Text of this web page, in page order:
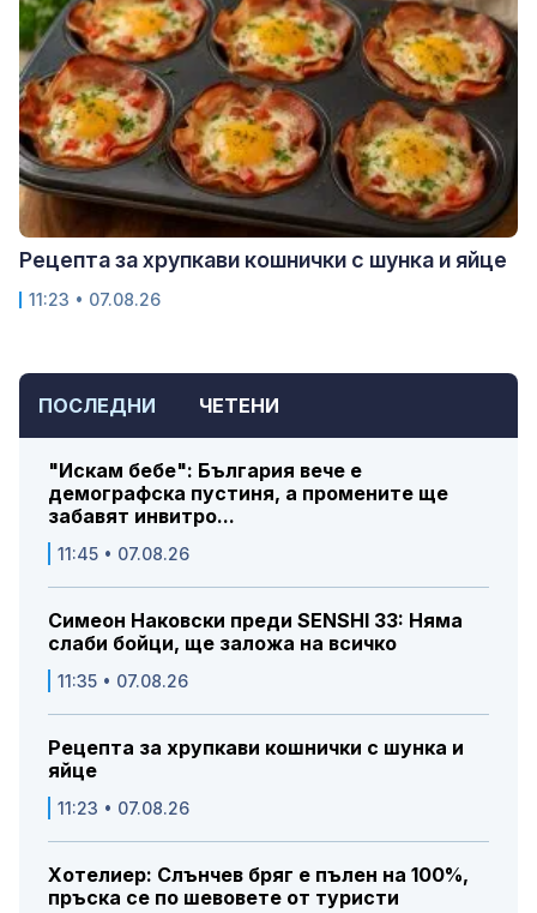
ПОСЛЕДНИ ЧЕТЕНИ
"Искам бебе": България вече е
демографска пустиня, а промените ще
забавят инвитро...
11:45 • 07.08.26
Симеон Наковски преди SENSHI 33: Няма
слаби бойци, ще заложа на всичко
11:35 • 07.08.26
Рецепта за хрупкави кошнички с шунка и
яйце
11:23 • 07.08.26
Хотелиер: Слънчев бряг е пълен на 100%,
пръска се по шевовете от туристи
Рецепта за хрупкави кошнички с шунка и яйце
11:23 • 07.08.26